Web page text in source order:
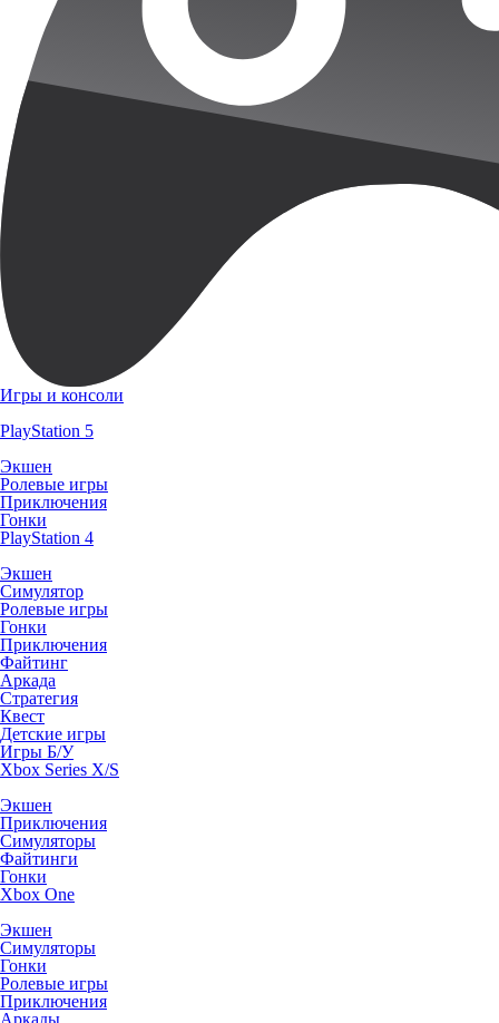
Игры и консоли
PlayStation 5
Экшен
Ролевые игры
Приключения
Гонки
PlayStation 4
Экшен
Симулятор
Ролевые игры
Гонки
Приключения
Файтинг
Аркада
Стратегия
Квест
Детские игры
Игры Б/У
Xbox Series X/S
Экшен
Приключения
Симуляторы
Файтинги
Гонки
Xbox One
Экшен
Симуляторы
Гонки
Ролевые игры
Приключения
Аркады